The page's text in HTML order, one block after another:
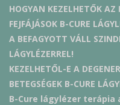
HOGYAN KEZELHETŐK AZ
FEJFÁJÁSOK B-CURE
A BEFAGYOTT VÁLL
LÁGYLÉZERREL!
KEZELHETŐL-E A
BETEGSÉGEK B-CURE
B-Cure lágylézer terápia